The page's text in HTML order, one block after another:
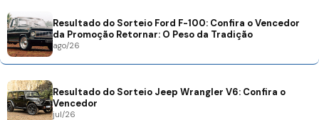
Resultado do Sorteio Ford F-100: Confira o Vencedor
da Promoção Retornar: O Peso da Tradição
ago/26
Resultado do Sorteio Jeep Wrangler V6: Confira o
Vencedor
jul/26